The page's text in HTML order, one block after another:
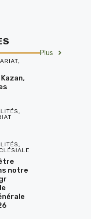
Plus
,
,
,
notre